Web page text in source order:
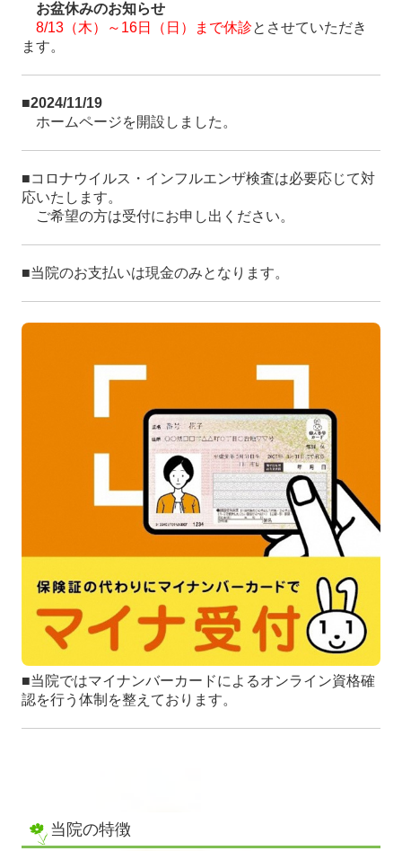
お盆休みのお知らせ
8/13（木）～16日（日）まで休診とさせていただき
ます。
■2024/11/19
ホームページを開設しました。
■コロナウイルス・インフルエンザ検査は必要応じて対
応いたします。
ご希望の方は受付にお申し出ください。
■当院のお支払いは現金のみとなります。
■当院ではマイナンバーカードによるオンライン資格確
認を行う体制を整えております。
当院の特徴